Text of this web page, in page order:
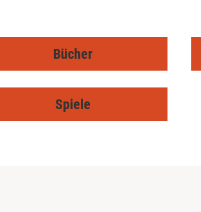
Bücher
Spiele